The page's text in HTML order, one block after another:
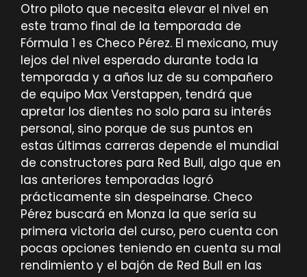
Otro piloto que necesita elevar el nivel en
este tramo final de la temporada de
Fórmula 1 es Checo Pérez. El mexicano, muy
lejos del nivel esperado durante toda la
temporada y a años luz de su compañero
de equipo Max Verstappen, tendrá que
apretar los dientes no solo para su interés
personal, sino porque de sus puntos en
estas últimas carreras depende el mundial
de constructores para Red Bull, algo que en
las anteriores temporadas logró
prácticamente sin despeinarse. Checo
Pérez buscará en Monza la que sería su
primera victoria del curso, pero cuenta con
pocas opciones teniendo en cuenta su mal
rendimiento y el bajón de Red Bull en las